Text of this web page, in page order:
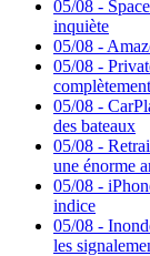
05/08 -
inquiète
05/08 -
05/08 -
complètement
05/08 -
des bateaux
05/08 -
une énorme
05/08 -
indice
05/08 -
les